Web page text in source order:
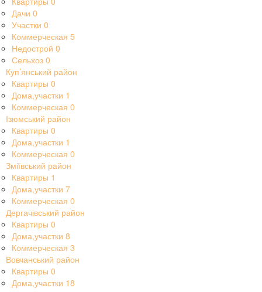
Дачи 0
Участки 0
Коммерческая 5
Недострой 0
Сельхоз 0
Куп’янський район
Квартиры 0
Дома,участки 1
Коммерческая 0
Ізюмський район
Квартиры 0
Дома,участки 1
Коммерческая 0
Зміївський район
Квартиры 1
Дома,участки 7
Коммерческая 0
Дергачівський район
Квартиры 0
Дома,участки 8
Коммерческая 3
Вовчанський район
Квартиры 0
Дома,участки 18